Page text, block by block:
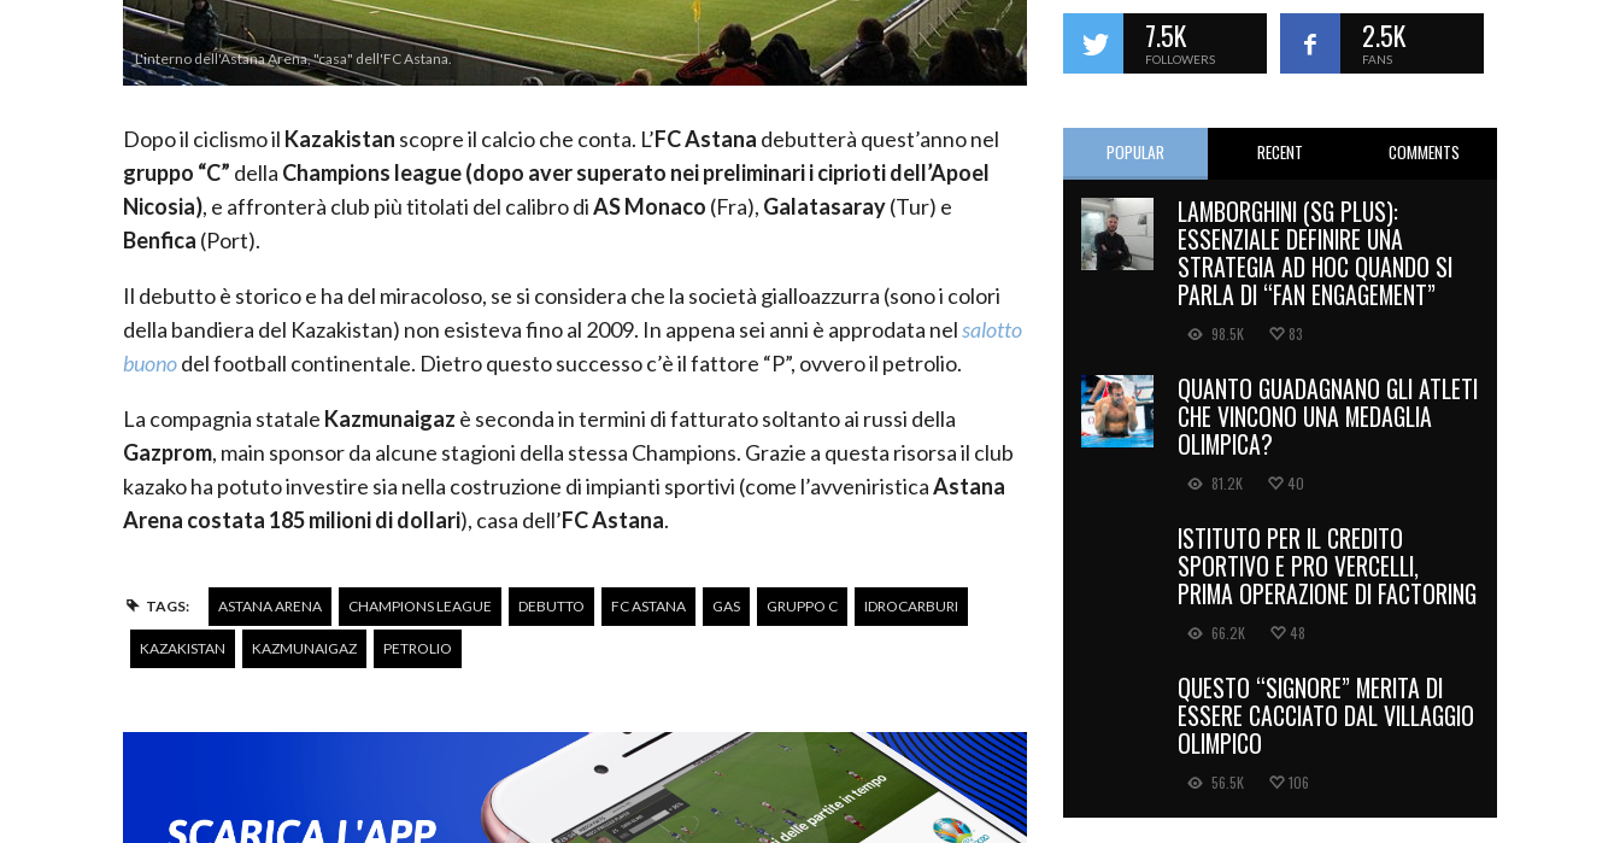
L'interno dell'Astana Arena, "casa" dell'FC Astana.
Dopo il ciclismo il Kazakistan scopre il calcio che conta. L’FC Astana debutterà quest’anno nel
gruppo “C” della Champions league (dopo aver superato nei preliminari i cipriotidell’Apoel
Nicosia), e affronterà club più titolati del calibro diAS Monaco (Fra), Galatasaray(Tur) e
Benfica (Port).
Il debutto è storico e ha del miracoloso, se si considera che la società gialloazzurra (sono i colori
della bandiera del Kazakistan) non esisteva fino al 2009. In appena sei anni è approdata nelsalotto
buonodel football continentale. Dietro questo successo c’è il fattore “P”, ovvero il petrolio.
La compagnia statale Kazmunaigaz è seconda in termini di fatturato soltanto ai russi della
Gazprom, main sponsor da alcune stagioni della stessa Champions. Grazie a questa risorsa il club
kazako ha potuto investire sia nella costruzione di impianti sportivi (come l’avveniristicaAstana
Arena costata 185 milioni di dollari), casa dell’FC Astana.
TAGS: ASTANA ARENA CHAMPIONS LEAGUE DEBUTTO FC ASTANA GAS GRUPPO C IDROCARBURI
KAZAKISTAN KAZMUNAIGAZ PETROLIO
7.5K
FOLLOWERS
2.5K
FANS
POPULAR RECENT COMMENTS
LAMBORGHINI (SG PLUS):
ESSENZIALE DEFINIRE UNA
STRATEGIA AD HOC QUANDO SI
PARLA DI “FAN ENGAGEMENT”
98.5K 83
QUANTO GUADAGNANO GLI ATLETI
CHE VINCONO UNA MEDAGLIA
OLIMPICA?
81.2K 40
ISTITUTO PER IL CREDITO
SPORTIVO E PRO VERCELLI,
PRIMA OPERAZIONE DI FACTORING
66.2K 48
QUESTO “SIGNORE” MERITA DI
ESSERE CACCIATO DAL VILLAGGIO
OLIMPICO
56.5K 106